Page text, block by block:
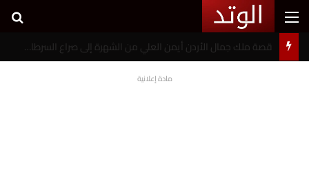
القائمة
خطوبة شيرين بيوتي وأسامة مروة تثير ضجة على السوشيال ميديا
مادة إعلانية